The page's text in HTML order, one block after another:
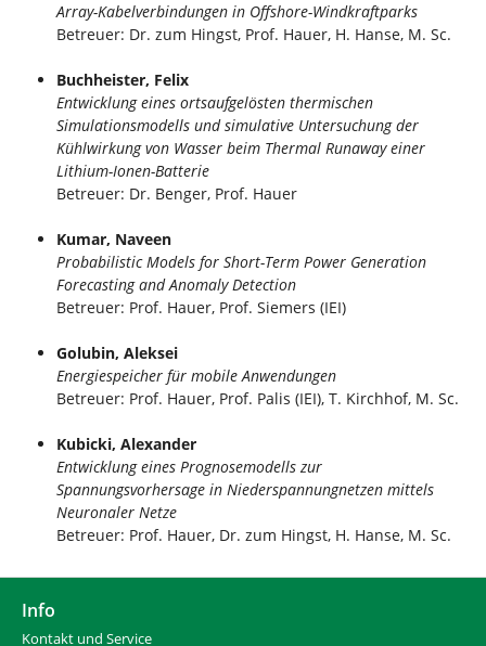
Array-Kabelverbindungen in Offshore-Windkraftparks
Betreuer: Dr. zum Hingst, Prof. Hauer, H. Hanse, M. Sc.
Buchheister, Felix
Entwicklung eines ortsaufgelösten thermischen
Simulationsmodells und simulative Untersuchung der
Kühlwirkung von Wasser beim Thermal Runaway einer
Lithium-Ionen-Batterie
Betreuer: Dr. Benger, Prof. Hauer
Kumar, Naveen
Probabilistic Models for Short-Term Power Generation
Forecasting and Anomaly Detection
Betreuer: Prof. Hauer, Prof. Siemers (IEI)
Golubin, Aleksei
Energiespeicher für mobile Anwendungen
Betreuer: Prof. Hauer, Prof. Palis (IEI), T. Kirchhof, M. Sc.
Kubicki, Alexander
Entwicklung eines Prognosemodells zur
Spannungsvorhersage in Niederspannungnetzen mittels
Neuronaler Netze
Betreuer: Prof. Hauer, Dr. zum Hingst, H. Hanse, M. Sc.
Info
Kontakt und Service